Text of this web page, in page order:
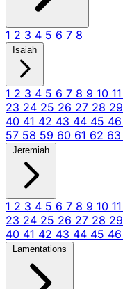
1 2 3 4 5 6 7 8
Isaiah
1 2 3 4 5 6 7 8 9 10 11
23 24 25 26 27 28 29
40 41 42 43 44 45 46
57 58 59 60 61 62 63
Jeremiah
1 2 3 4 5 6 7 8 9 10 11
23 24 25 26 27 28 29
40 41 42 43 44 45 46
Lamentations